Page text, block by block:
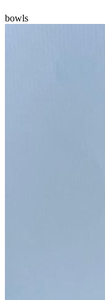
bowls